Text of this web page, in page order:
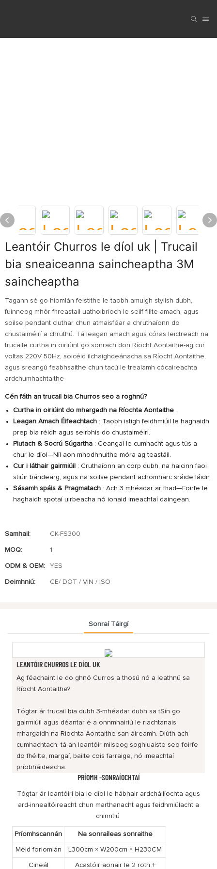
Leantóir Churros le díol uk | Trucail
bia sneaiceanna saincheaptha 3M
saincheaptha
Tagann sé go hiomlán feistithe le taobh amuigh stylish dubh,
fuinneog mhór fhreastail uathoibríoch le seilf fillte amach, agus
soilse pendant cluthar chun atmaisféar a chruthaíonn do
chustaiméirí a chruthú. Tá leagan amach agus córas leictreach na
trucaile curtha in oiriúint go sonrach don Ríocht Aontaithe-ag cur
voltas 220V 50Hz, soicéid ilchaighdeánacha sa Ríocht Aontaithe,
agus sreangú feabhsaithe chun tacú le trealamh cócaireachta
ardchumhachtaithe
Cén fáth an trucail bia Churros seo a roghnú?
Curtha in oiriúint do mhargadh na Ríochta Aontaithe .
Leagan Amach Éifeachtach : Taobh istigh feidhmiúil le haghaidh
prep bia réidh agus seirbhís do chustaiméirí.
Plutach & Socrú Súgartha : Ceangal le cumhacht agus tús a
chur le díol—Níl aon mhodhnuithe móra ag teastáil.
Cur i láthair gairmiúil : Cruthaíonn an corp dubh, na haicinn faoi
stiúir bándearg, agus na soilse pendant achomharc sráide láidir.
Sásamh spáis & Pragmatach : Ach 3 mhéadar ar fhad—Foirfe le
haghaidh spotaí uirbeacha nó ionaid imeachtaí daingean.
Samhail: CK-FS300
MOQ: 1
ODM & OEM: YES
Deimhniú: CE/ DOT / VIN / ISO
Sonraí Táirgí
LEANTÓIR CHURROS LE DÍOL UK
Ag féachaint le do ghnó Curros a thosú nó a leathnú sa
Ríocht Aontaithe?
Tógtar ár trucail bia dubh 3-mhéadar dubh sa tSín go
gairmiúil agus déantar é a onnmhairiú le riachtanais
mhargaidh na Ríochta Aontaithe san áireamh. Dlúth ach
cumhachtach, tá an leantóir milseog soghluaiste seo foirfe
do fhéilte, margaí, bailte cois farraige, nó imeachtaí
príobháideacha.
PRÍOMH -SONRAÍOCHTAÍ
Tógtar ár leantóirí bia le díol le hábhair ardcháilíochta agus
ard-innealtóireacht chun marthanacht agus feidhmiúlacht a
chinntiú
Príomhscannán Na sonraíleas sonraithe
Méid foriomlán L300cm × W200cm × H230CM
Cineál Acastóir aonair le 2 roth +